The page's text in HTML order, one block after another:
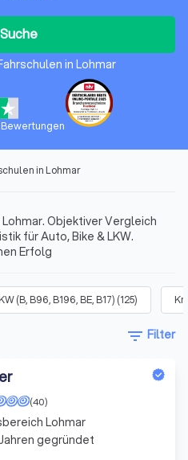
Suche
in Lohmar
Bewertungen
in Lohmar
Objektiver Vergleich
für Auto, Bike & LKW.
Erfolg
(B, B96, B196, BE, B17) (125)
filter_list Filter
(40)
Lohmar
gegründet